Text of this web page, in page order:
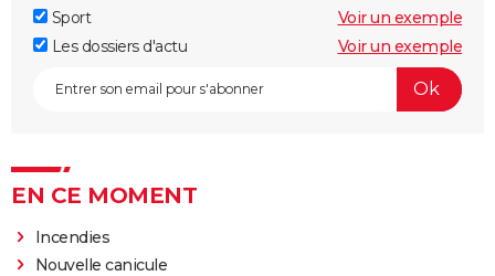
Sport
Voir un exemple
Les dossiers d'actu
Voir un exemple
EN CE MOMENT
Incendies
Nouvelle canicule